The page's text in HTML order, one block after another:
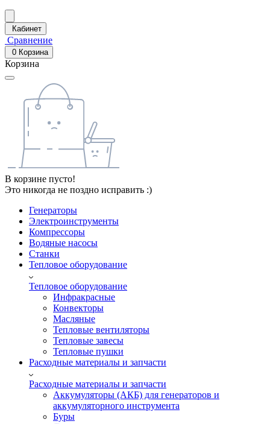
Кабинет
Сравнение
0 Корзина
Корзина
В корзине пусто!
Это никогда не поздно исправить :)
Генераторы
Электроинструменты
Компрессоры
Водяные насосы
Станки
Тепловое оборудование
Тепловое оборудование
Инфракрасные
Конвекторы
Масляные
Тепловые вентиляторы
Тепловые завесы
Тепловые пушки
Расходные материалы и запчасти
Расходные материалы и запчасти
Аккумуляторы (АКБ) для генераторов и
аккумуляторного инструмента
Буры